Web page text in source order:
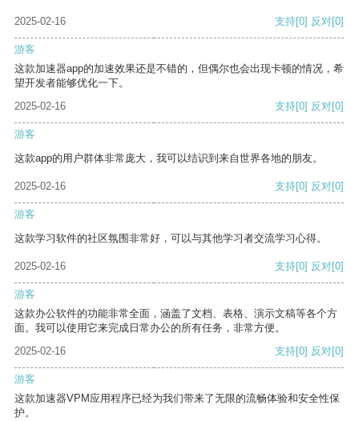
2025-02-16 支持[0] 反对[0]
游客
这款加速器app的加速效果还是不错的，但偶尔也会出现卡顿的情况，希
望开发者能够优化一下。
2025-02-16
支持[0] 反对[0]
游客
这款app的用户群体非常庞大，我可以结识到来自世界各地的朋友。
2025-02-16 支持[0] 反对[0]
游客
这款学习软件的社区氛围非常好，可以与其他学习者交流学习心得。
2025-02-16 支持[0] 反对[0]
游客
这款办公软件的功能非常全面，涵盖了文档、表格、演示文稿等各个方
面。我可以使用它来完成日常办公的所有任务，非常方便。
2025-02-16
支持[0] 反对[0]
游客
这款加速器VPM应用程序已经为我们带来了无限的流畅体验和安全性保
护。